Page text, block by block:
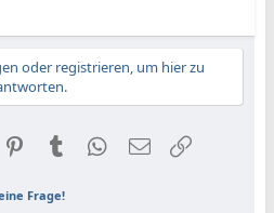
oder registrieren, um hier zu
PinterestTumblr WhatsApp
E-Mail
Frage!